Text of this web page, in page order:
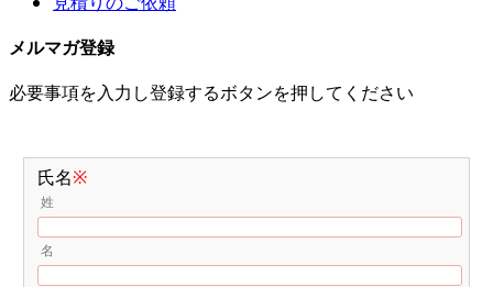
メルマガ登録
必要事項を入力し登録するボタンを押してください
氏名※
姓
名